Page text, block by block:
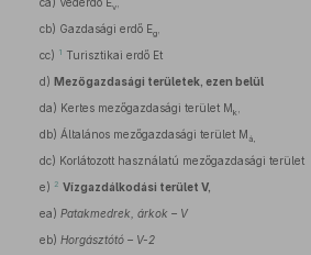
v
cb) Gazdasági erdő Eg
cc) 1 Turisztikai erdő Et
d) Mezőgazdasági területek, ezen belül
da) Kertes mezőgazdasági terület Mk
db) Általános mezőgazdasági terület Má,
dc) Korlátozott használatú mezőgazdasági terület
e) 2 Vízgazdálkodási terület V,
ea) Patakmedrek, árkok – V
eb) Horgásztótó – V-2